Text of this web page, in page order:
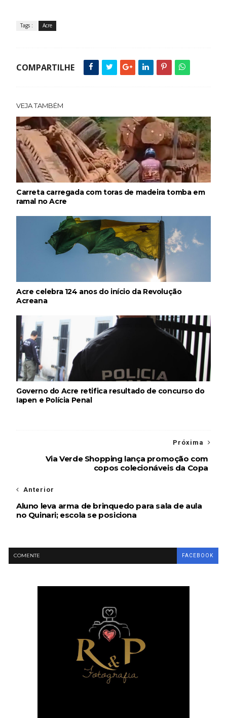
Tags : Acre
COMPARTILHE
VEJA TAMBÉM
Carreta carregada com toras de madeira tomba em
ramal no Acre
Acre celebra 124 anos do início da Revolução
Acreana
Governo do Acre retifica resultado de concurso do
Iapen e Polícia Penal
Próxima
Via Verde Shopping lança promoção com
copos colecionáveis da Copa
Anterior
Aluno leva arma de brinquedo para sala de aula
no Quinari; escola se posiciona
COMENTE FACEBOOK